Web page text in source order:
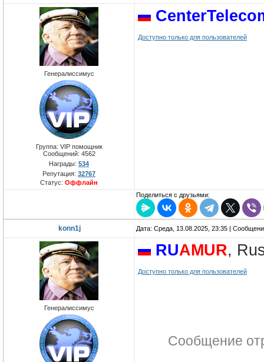
Генералиссимус
Группа: VIP помощник
Сообщений: 4562
Награды: 534
Репутация: 32767
Статус: Оффлайн
Доступно только для пользователей
Поделиться с друзьями:
konn1j Дата: Среда, 13.08.2025, 23:35 |
Генералиссимус
RUAMUR,
Доступно только для пользователей
Сообщение